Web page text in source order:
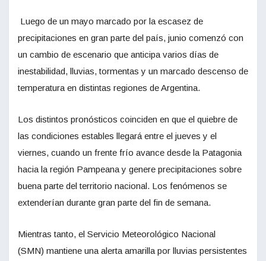
Luego de un mayo marcado por la escasez de
precipitaciones en gran parte del país, junio comenzó con
un cambio de escenario que anticipa varios días de
inestabilidad, lluvias, tormentas y un marcado descenso de
temperatura en distintas regiones de Argentina.
Los distintos pronósticos coinciden en que el quiebre de
las condiciones estables llegará entre el jueves y el
viernes, cuando un frente frío avance desde la Patagonia
hacia la región Pampeana y genere precipitaciones sobre
buena parte del territorio nacional. Los fenómenos se
extenderían durante gran parte del fin de semana.
Mientras tanto, el Servicio Meteorológico Nacional
(SMN) mantiene una alerta amarilla por lluvias persistentes